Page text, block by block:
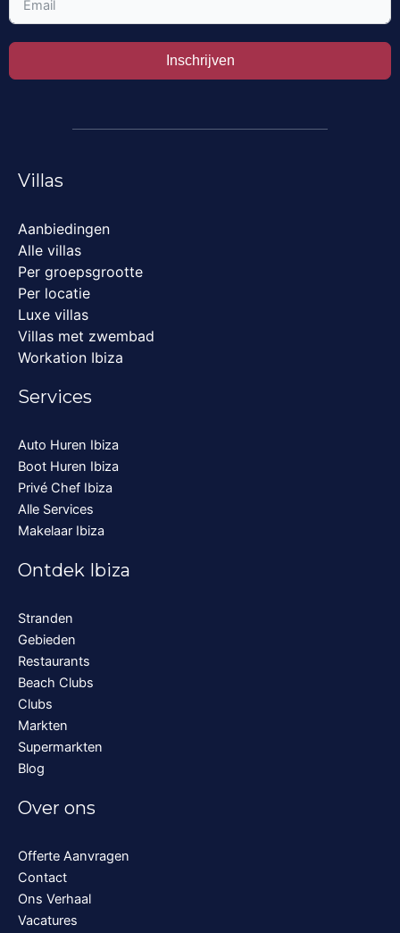
Inschrijven
Villas
Aanbiedingen
Alle villas
Per groepsgrootte
Per locatie
Luxe villas
Villas met zwembad
Workation Ibiza
Services
Auto Huren Ibiza
Boot Huren Ibiza
Privé Chef Ibiza
Alle Services
Makelaar Ibiza
Ontdek Ibiza
Stranden
Gebieden
Restaurants
Beach Clubs
Clubs
Markten
Supermarkten
Blog
Over ons
Offerte Aanvragen
Contact
Ons Verhaal
Vacatures